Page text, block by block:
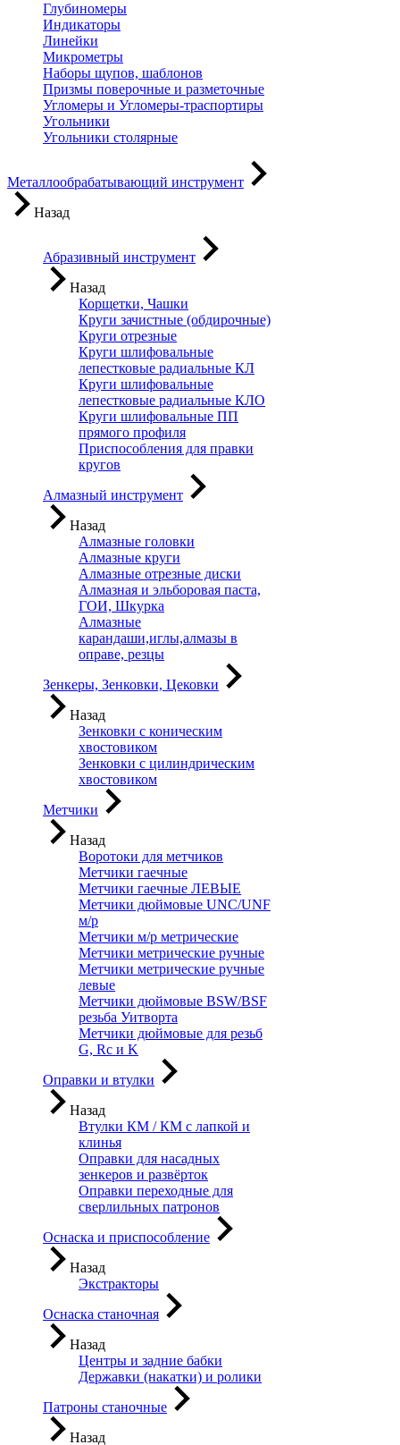
Глубиномеры
Индикаторы
Линейки
Микрометры
Наборы щупов, шаблонов
Призмы поверочные и разметочные
Угломеры и Угломеры-траспортиры
Угольники
Угольники столярные
Металлообрабатывающий инструмент
Назад
Абразивный инструмент
Назад
Корщетки, Чашки
Круги зачистные (обдирочные)
Круги отрезные
Круги шлифовальные
лепестковые радиальные КЛ
Круги шлифовальные
лепестковые радиальные КЛО
Круги шлифовальные ПП
прямого профиля
Приспособления для правки
кругов
Алмазный инструмент
Назад
Алмазные головки
Алмазные круги
Алмазные отрезные диски
Алмазная и эльборовая паста,
ГОИ, Шкурка
Алмазные
карандаши,иглы,алмазы в
оправе, резцы
Зенкеры, Зенковки, Цековки
Назад
Зенковки с коническим
хвостовиком
Зенковки с цилиндрическим
хвостовиком
Метчики
Назад
Воротоки для метчиков
Метчики гаечные
Метчики гаечные ЛЕВЫЕ
Метчики дюймовые UNC/UNF
м/р
Метчики м/р метрические
Метчики метрические ручные
Метчики метрические ручные
левые
Метчики дюймовые BSW/BSF
резьба Уитворта
Метчики дюймовые для резьб
G, Rc и K
Оправки и втулки
Назад
Втулки КМ / КМ с лапкой и
клинья
Оправки для насадных
зенкеров и развёрток
Оправки переходные для
сверлильных патронов
Оснаска и приспособление
Назад
Экстракторы
Оснаска станочная
Назад
Центры и задние бабки
Державки (накатки) и ролики
Патроны станочные
Назад